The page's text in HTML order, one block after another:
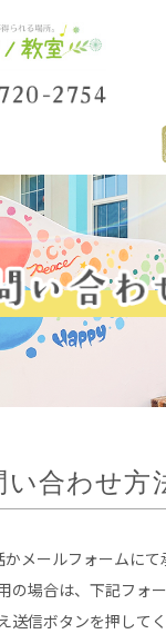
い合わせ方
メールフォームにて
の場合は、下記フォ
送信ボタンを押してく